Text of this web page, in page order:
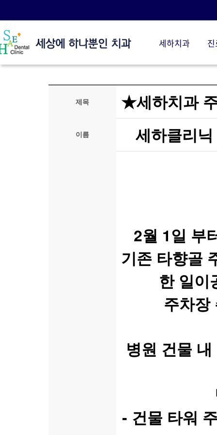
세하치과
세하 소개
의료진 소개
세하스토리
세하 둘러보기
진료시간/오시는길
세하 임플란트
당뇨 임플란트
전악 임플란트
보험 임플란트
시술전후
치료후기
제목 ★세하치과
이름 세하클리닉
2월 1일 부
기존 타향골
한 일이
주차장
병원 건물
- 건물 타워